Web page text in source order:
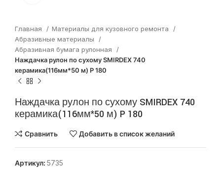
Главная
Материалы для кузовного ремонта
Абразивные материалы
Абразивная бумага рулонная
Наждачка рулон по сухому SMIRDEX 740
керамика(116мм*50 м) P 180
Наждачка рулон по сухому SMIRDEX 740
керамика(116мм*50 м) P 180
Сравнить Добавить в список желаний
Артикул: 5735